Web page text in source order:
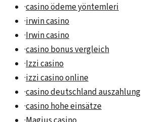
·casino ödeme yöntemleri
·irwin casino
·Irwin casino
·casino bonus vergleich
·Izzi casino
·izzi casino online
·casino deutschland auszahlung
·casino hohe einsätze